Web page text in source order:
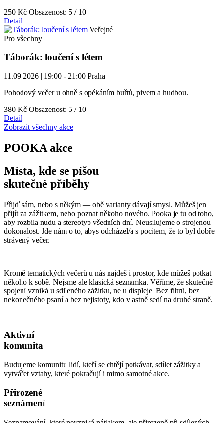
250 Kč Obsazenost: 5 / 10
Detail
Veřejné
Pro všechny
Táborák: loučení s létem
11.09.2026 | 19:00 - 21:00 Praha
Pohodový večer u ohně s opékáním buřtů, pivem a hudbou.
380 Kč Obsazenost: 5 / 10
Detail
Zobrazit všechny akce
POOKA akce
Místa, kde se píšou
skutečné příběhy
Přijď sám, nebo s někým — obě varianty dávají smysl. Můžeš jen
přijít za zážitkem, nebo poznat někoho nového. Pooka je tu od toho,
aby rozbila nudu a stereotyp všedních dní. Neusilujeme o strojenou
dokonalost. Jde nám o to, abys odcházel/a s pocitem, že to byl dobře
strávený večer.
Kromě tematických večerů u nás najdeš i prostor, kde můžeš potkat
někoho k sobě. Nejsme ale klasická seznamka. Věříme, že skutečné
spojení vzniká u sdíleného zážitku, ne u displeje. Bez filtrů, bez
nekonečného psaní a bez nejistoty, kdo vlastně sedí na druhé straně.
Aktivní
komunita
Budujeme komunitu lidí, kteří se chtějí potkávat, sdílet zážitky a
vytvářet vztahy, které pokračují i mimo samotné akce.
Přirozené
seznámení